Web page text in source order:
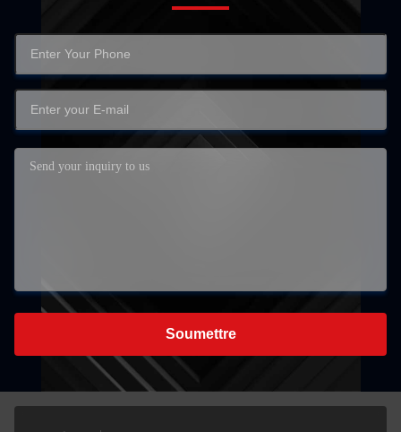
Soumettre